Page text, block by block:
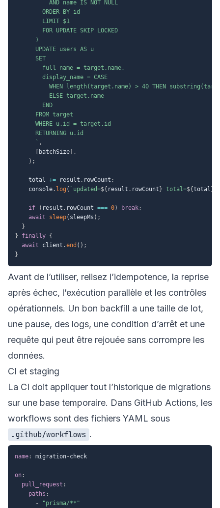
          AND name IS NOT NULL
        ORDER BY id
        LIMIT $1
        FOR UPDATE SKIP LOCKED
      )
      UPDATE users AS u
      SET
        full_name = target.name,
        display_name = CASE
WHEN length(target.name) > 40 THEN
          ELSE target.name
        END
      FROM target
      WHERE u.id = target.id
      RETURNING u.id
` ,
batchSize
,
) ;
    total
+= result . rowCount ;
    console
. log ( ` updated=${ result . rowCount } total=${total }
if ( result . rowCount === 0) break;
await
sleep( sleepMs ) ;
}
}
finally {
await client .end ( ) ;
}
Avant de l’utiliser, relisez l’idempotence, la reprise
après échec, l’exécution parallèle et les contrôles
opérationnels. Un bon backfill a une taille de lot,
une pause, des logs, une condition d’arrêt et une
requête qui peut être rejouée sans corrompre les
données.
CI et staging
La CI doit appliquer tout l’historique de migrations
sur une base temporaire. Dans GitHub Actions, les
workflows sont des fichiers YAML sous
.github/workflows .
name: migration-check
on:
pull_request :
paths :
-
"prisma/**"